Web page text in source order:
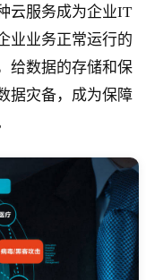
云服务成为企业IT
业业务正常运行的
给数据的存储和保
据灾备，成为保障